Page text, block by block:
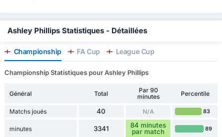
Ashley Phillips Statistiques - Détaillées
Championship FA Cup League Cup
Championship Statistiques pour Ashley Phillips
Général Total
Par 90
minutes
Percentile
Matchs joués 40 N/A 83
minutes 3341
84 minutes
par match
89